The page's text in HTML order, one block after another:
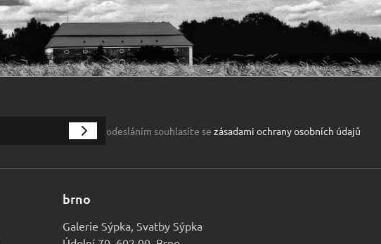
odesláním souhlasíte se zásadami ochrany osobních údajů
brno
Galerie Sýpka, Svatby Sýpka